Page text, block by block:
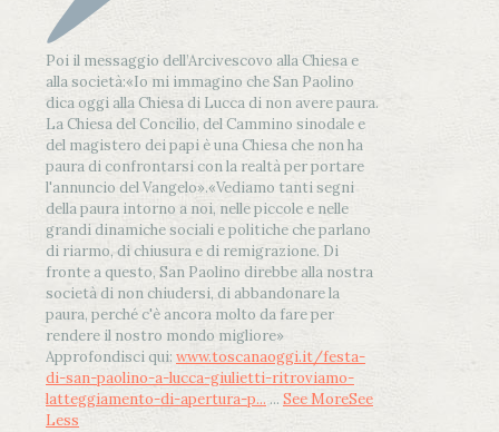
Poi il messaggio dell’Arcivescovo alla Chiesa e
alla società:«Io mi immagino che San Paolino
dica oggi alla Chiesa di Lucca di non avere paura.
La Chiesa del Concilio, del Cammino sinodale e
del magistero dei papi è una Chiesa che non ha
paura di confrontarsi con la realtà per portare
l'annuncio del Vangelo».«Vediamo tanti segni
della paura intorno a noi, nelle piccole e nelle
grandi dinamiche sociali e politiche che parlano
di riarmo, di chiusura e di remigrazione. Di
fronte a questo, San Paolino direbbe alla nostra
società di non chiudersi, di abbandonare la
paura, perché c'è ancora molto da fare per
rendere il nostro mondo migliore»
Approfondisci qui: www.toscanaoggi.it/festa-
di-san-paolino-a-lucca-giulietti-ritroviamo-
latteggiamento-di-apertura-p... ... See MoreSee
Less